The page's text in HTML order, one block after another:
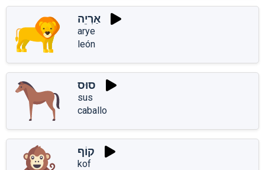
אַרְיֵה
arye
león
סוּס
sus
caballo
קוֹף
kof